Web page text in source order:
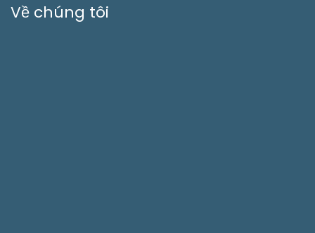
Về chúng tôi